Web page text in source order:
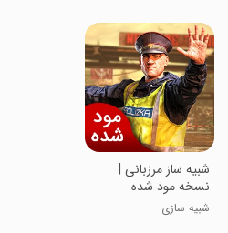
شبیه ساز مرزبانی |
نسخه مود شده
شبیه سازی